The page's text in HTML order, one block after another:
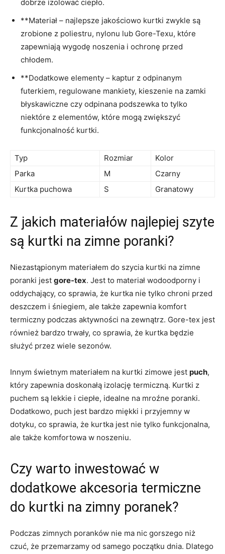
dobrze izolować ciepło.
**Materiał – najlepsze jakościowo kurtki zwykle są
zrobione z poliestru, nylonu lub Gore-Texu, które
zapewniają wygodę noszenia i ochronę przed
chłodem.
**Dodatkowe elementy – kaptur z odpinanym
futerkiem, regulowane mankiety, kieszenie na zamki
błyskawiczne czy odpinana podszewka to tylko
niektóre z elementów, które mogą zwiększyć
funkcjonalność kurtki.
Typ Rozmiar
Kolor
Parka
M
Czarny
Kurtka puchowa
S Granatowy
Z jakich materiałów najlepiej szyte
są kurtki na zimne poranki?
Niezastąpionym materiałem do szycia kurtki na zimne
poranki jest gore-tex. Jest to materiał wodoodporny i
oddychający, co sprawia, że kurtka nie tylko chroni przed
deszczem i śniegiem, ale także zapewnia komfort
termiczny podczas aktywności na zewnątrz. Gore-tex jest
również bardzo trwały, co sprawia, że kurtka będzie
służyć przez wiele sezonów.
Innym świetnym materiałem na kurtki zimowe jest puch,
który zapewnia doskonałą izolację termiczną. Kurtki z
puchem są lekkie i ciepłe, idealne na mroźne poranki.
Dodatkowo, puch jest bardzo miękki i przyjemny w
dotyku, co sprawia, że kurtka jest nie tylko funkcjonalna,
ale także komfortowa w noszeniu.
Czy warto inwestować w
dodatkowe akcesoria termiczne
do kurtki na zimny poranek?
Podczas zimnych poranków nie ma nic gorszego niż
czuć, że przemarzamy od samego początku dnia. Dlatego